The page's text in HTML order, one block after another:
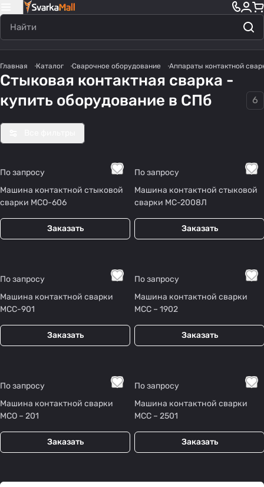
Главная Каталог Сварочное оборудование Аппараты контактной
Стыковая контактная сварка -
купить оборудование в СПб
6
По запросу
Машина контактной стыковой
сварки МСО-606
Заказать
По запросу
Машина контактной стыковой
сварки МС-2008Л
Заказать
По запросу
Машина контактной сварки
МСС-901
Заказать
По запросу
Машина контактной сварки
МСС – 1902
Заказать
По запросу
Машина контактной сварки
МСО – 201
Заказать
По запросу
Машина контактной сварки
МCC – 2501
Заказать